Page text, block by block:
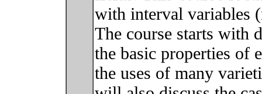
with interval variables
The course starts with
the basic properties of
the uses of many